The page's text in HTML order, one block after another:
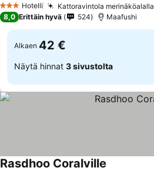
3 Tähtiluokitus
Hotelli Kattoravintola merinäköalalla
8,0 Erittäin hyvä 524 Maafushi
Alkaen 42 €
Näytä hinnat 3 sivustolta
Rasdhoo Coralville